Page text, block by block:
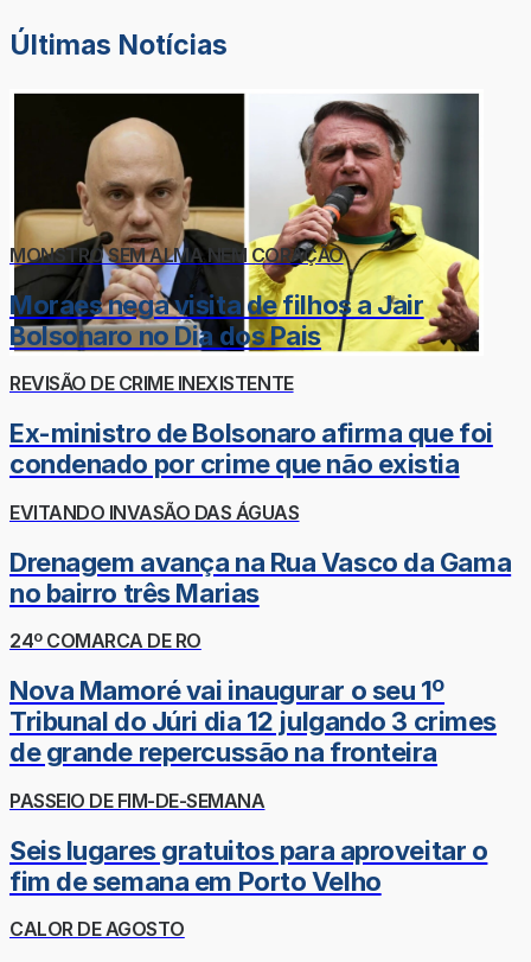
Últimas Notícias
MONSTRO SEM ALMA NEM CORAÇÃO
Moraes nega visita de filhos a Jair
Bolsonaro no Dia dos Pais
REVISÃO DE CRIME INEXISTENTE
Ex-ministro de Bolsonaro afirma que foi
condenado por crime que não existia
EVITANDO INVASÃO DAS ÁGUAS
Drenagem avança na Rua Vasco da Gama
no bairro três Marias
24º COMARCA DE RO
Nova Mamoré vai inaugurar o seu 1º
Tribunal do Júri dia 12 julgando 3 crimes
de grande repercussão na fronteira
PASSEIO DE FIM-DE-SEMANA
Seis lugares gratuitos para aproveitar o
fim de semana em Porto Velho
CALOR DE AGOSTO